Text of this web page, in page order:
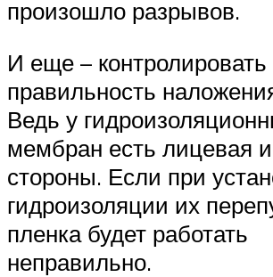
произошло разрывов.
И еще – контролировать
правильность
Ведь у
мембран есть лицевая
стороны. Если при
гидроизоляции их
пленка будет работать
неправильно.